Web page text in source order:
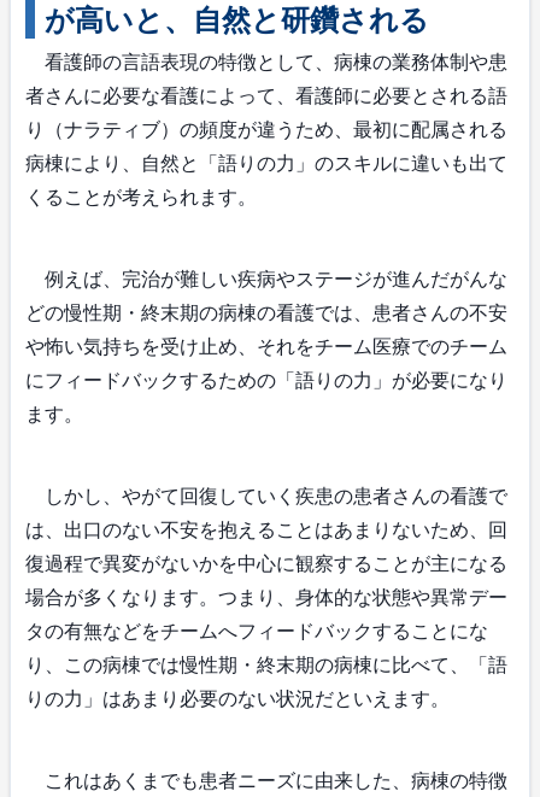
が高いと、自然と研鑽される
看護師の言語表現の特徴として、病棟の業務体制や患
者さんに必要な看護によって、看護師に必要とされる語
り（ナラティブ）の頻度が違うため、最初に配属される
病棟により、自然と「語りの力」のスキルに違いも出て
くることが考えられます。
例えば、完治が難しい疾病やステージが進んだがんな
どの慢性期・終末期の病棟の看護では、患者さんの不安
や怖い気持ちを受け止め、それをチーム医療でのチーム
にフィードバックするための「語りの力」が必要になり
ます。
しかし、やがて回復していく疾患の患者さんの看護で
は、出口のない不安を抱えることはあまりないため、回
復過程で異変がないかを中心に観察することが主になる
場合が多くなります。つまり、身体的な状態や異常デー
タの有無などをチームへフィードバックすることにな
り、この病棟では慢性期・終末期の病棟に比べて、「語
りの力」はあまり必要のない状況だといえます。
これはあくまでも患者ニーズに由来した、病棟の特徴